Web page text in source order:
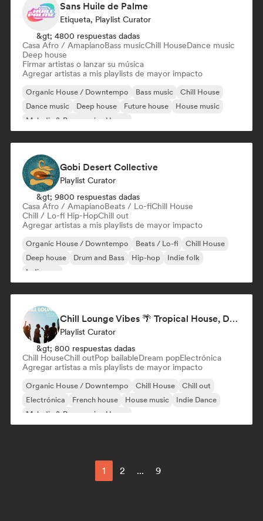
Sans Huile de Palme
Etiqueta, Playlist Curator
&gt; 4800 respuestas dadas
Casa Afro / AmapianoBass musicChill HouseDance music
Deep house
Firmar artistas o lanzar su música
Agregar artistas a mis playlists de mayor impacto
Organic House / Downtempo Bass music
Chill House
Dance music
Deep house Future house
House music
Melodic & Progressive House
Gobi Desert Collective
Playlist Curator
&gt; 9800 respuestas dadas
Casa Afro / AmapianoBeats / Lo-fiChill House
Chill / Lo-fi Hip-HopChill out
Agregar artistas a mis playlists de mayor impacto
Organic House / Downtempo Beats / Lo-fi
Chill House
Deep house
Drum and Bass Hip-hop
Indie folk
Indie pop
Chill Lounge Vibes 🌴 Tropical House, Deep House & Downtempo
Playlist Curator
&gt; 800 respuestas dadas
Chill HouseChill outPop bailableDream popElectrónica
Agregar artistas a mis playlists de mayor impacto
Organic House / Downtempo Chill House
Chill out
Electrónica
French house House music
Indie Dance
Melodic & Progressive House
1 2 ... 9